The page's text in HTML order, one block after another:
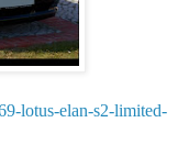
lotus-elan-s2-limited-